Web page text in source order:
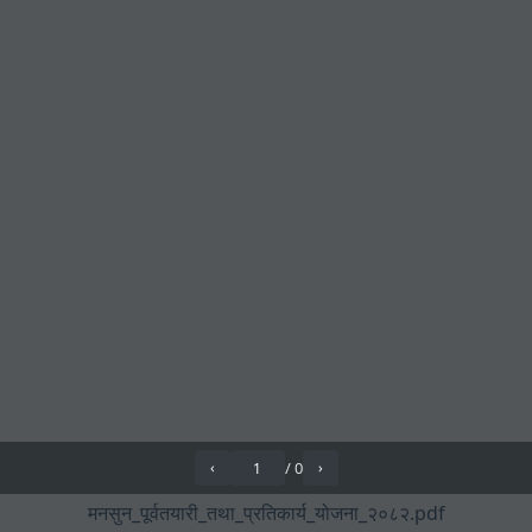
‹ /0 ›
मनसुन_पूर्वतयारी_तथा_प्रतिकार्य_योजना_२०८२.pdf